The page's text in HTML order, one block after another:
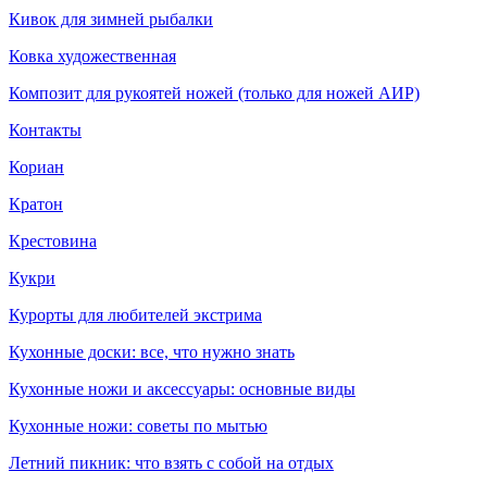
Кивок для зимней рыбалки
Ковка художественная
Композит для рукоятей ножей (только для ножей АИР)
Контакты
Кориан
Кратон
Крестовина
Кукри
Курорты для любителей экстрима
Кухонные доски: все, что нужно знать
Кухонные ножи и аксессуары: основные виды
Кухонные ножи: советы по мытью
Летний пикник: что взять с собой на отдых